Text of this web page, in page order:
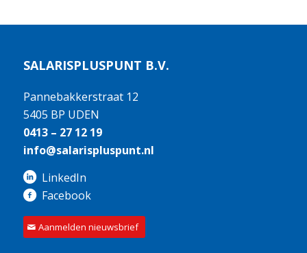
SALARISPLUSPUNT B.V.
Pannebakkerstraat 12
5405 BP UDEN
0413 – 27 12 19
info@salarispluspunt.nl
LinkedIn
Facebook
Aanmelden nieuwsbrief